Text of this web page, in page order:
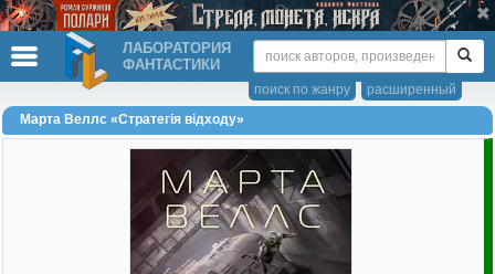
ЛАБОРАТОРИЯ
ФАНТАСТИКИ
расширенный
поиск по жанру
Марта Веллс «Стратегія відходу»